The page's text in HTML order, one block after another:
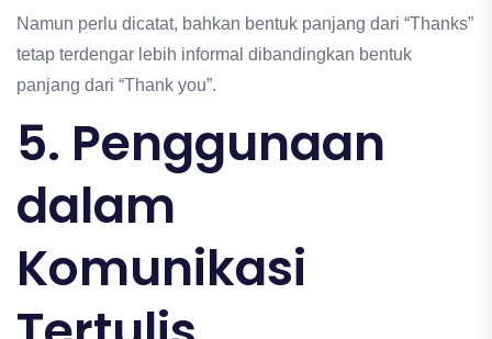
Namun perlu dicatat, bahkan bentuk panjang dari “Thanks”
tetap terdengar lebih informal dibandingkan bentuk
panjang dari “Thank you”.
5. Penggunaan
dalam
Komunikasi